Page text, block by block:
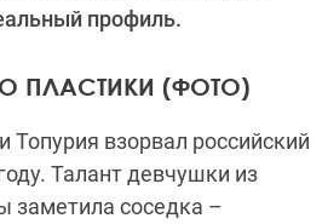
профиль.
ПЛАСТИКИ (ФОТО)
взорвал российский
Талант девчушки из
заметила соседка –